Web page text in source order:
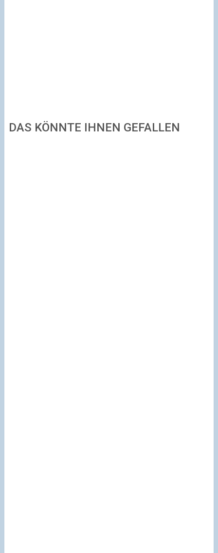
DAS KÖNNTE IHNEN GEFALLEN